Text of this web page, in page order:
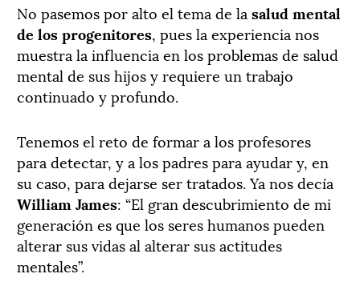
No pasemos por alto el tema de la salud mental
de los progenitores, pues la experiencia nos
muestra la influencia en los problemas de salud
mental de sus hijos y requiere un trabajo
continuado y profundo.
Tenemos el reto de formar a los profesores
para detectar, y a los padres para ayudar y, en
su caso, para dejarse ser tratados. Ya nos decía
William James: “El gran descubrimiento de mi
generación es que los seres humanos pueden
alterar sus vidas al alterar sus actitudes
mentales”.